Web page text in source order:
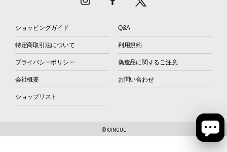
ショッピングガイド Q&A
特定商取引法について 利用規約
プライバシーポリシー 偽造品に関するご注意
会社概要 お問い合わせ
ショップリスト
©KANGOL